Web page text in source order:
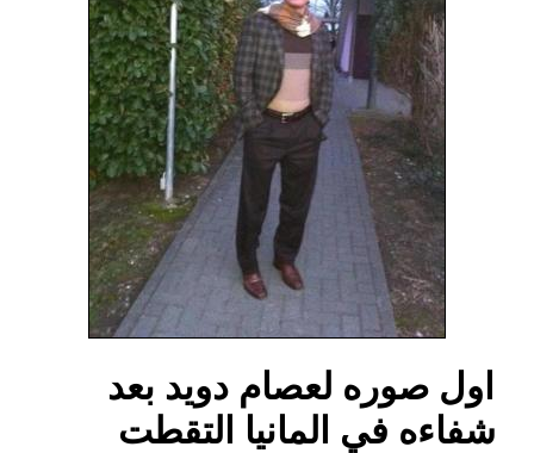
اول صوره لعصام دويد بعد
شفاءه في المانيا التقطت